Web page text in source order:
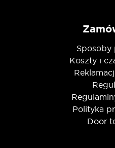
Sposoby
Koszty i
Polityka
Door